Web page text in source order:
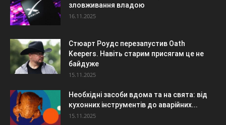
зловживання владою
16.11.2025
Стюарт Роудс перезапустив Oath
Keepers. Навіть старим присягам це не
байдуже
15.11.2025
Необхідні засоби вдома та на свята: від
кухонних інструментів до аварійних...
15.11.2025